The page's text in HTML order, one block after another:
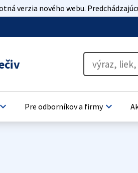
verzia nového webu.
keyboard_arrow_down Pre odborníkov a firmykeyboard_arrow_down